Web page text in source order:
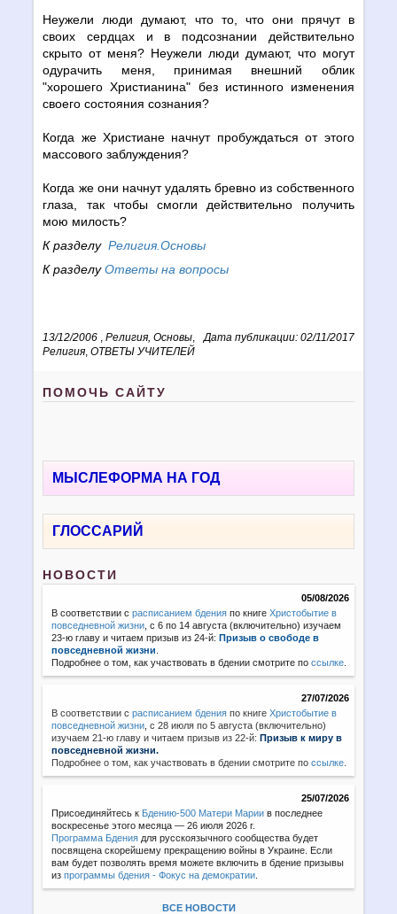
Неужели люди думают, что то, что они прячут в
своих сердцах и в подсознании действительно
скрыто от меня? Неужели люди думают, что могут
одурачить меня, принимая внешний облик
"хорошего Христианина" без истинного изменения
своего состояния сознания?
Когда же Христиане начнут пробуждаться от этого
массового заблуждения?
Когда же они начнут удалять бревно из собственного
глаза, так чтобы смогли действительно получить
мою милость?
К разделу Религия.Основы
К разделуОтветы на вопросы
13/12/2006 Дата публикации: 02/11/2017
,Религия, Основы
Религия ,ОТВЕТЫ УЧИТЕЛЕЙ
ПОМОЧЬ САЙТУ
МЫСЛЕФОРМА НА ГОД
ГЛОССАРИЙ
НОВОСТИ
05/08/2026
В соответствии срасписанием бдения по книгеХристобытие в
повседневной жизни , с 6 по 14 августа (включительно) изучаем
23-ю главу и читаем призыв из 24-й:Призыв о свободе в
повседневной жизни
Подробнее о том, как участвовать в бдении смотрите поссылке
27/07/2026
В соответствии с расписанием бдения по книгеХристобытие в
повседневной жизни с 28 июля по 5 августа (включительно)
изучаем 21-ю главу и читаем призыв из 22-й:Призыв к миру в
повседневной жизни.
Подробнее о том, как участвовать в бдении смотрите поссылке
25/07/2026
Присоединяйтесь к Бдению-500 Матери Марии в последнее
воскресенье этого месяца — 26 июля 2026 г.
Программа Бдения для русскоязычного сообщества будет
посвящена скорейшему прекращению войны в Украине. Если
вам будет позволять время можете включить в бдение призывы
изпрограммы бдения - Фокус на демократии
ВСЕ НОВОСТИ